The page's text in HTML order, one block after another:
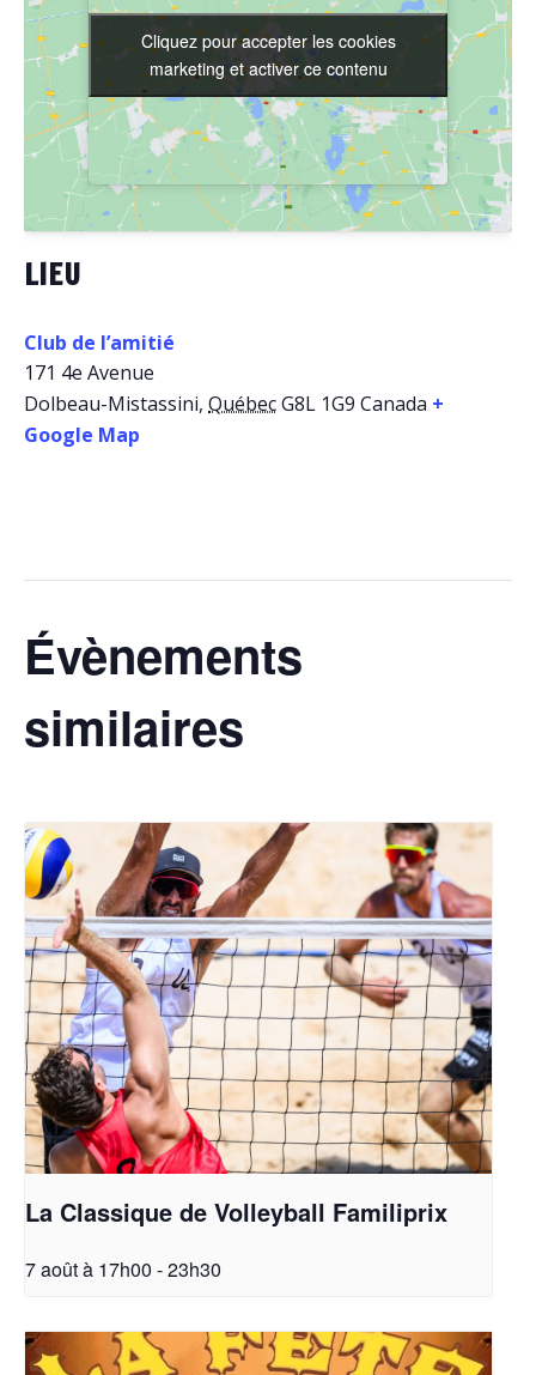
LIEU
Club de l’amitié
171 4e Avenue
Dolbeau-Mistassini, QuébecG8L 1G9 Canada +
Google Map
Cliquez pour accepter les cookies
marketing et activer ce contenu
Cliquez pour accepter les cookies
marketing et activer ce contenu
Évènements
similaires
La Classique de Volleyball Familiprix
7 août à 17h00 -23h30